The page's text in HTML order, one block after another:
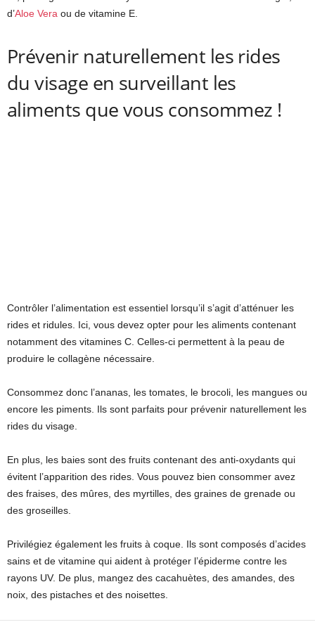
d’Aloe Vera ou de vitamine E.
Prévenir naturellement les rides
du visage en surveillant les
aliments que vous consommez !
Contrôler l’alimentation est essentiel lorsqu’il s’agit d’atténuer les
rides et ridules. Ici, vous devez opter pour les aliments contenant
notamment des vitamines C. Celles-ci permettent à la peau de
produire le collagène nécessaire.
Consommez donc l’ananas, les tomates, le brocoli, les mangues ou
encore les piments. Ils sont parfaits pour prévenir naturellement les
rides du visage.
En plus, les baies sont des fruits contenant des anti-oxydants qui
évitent l’apparition des rides. Vous pouvez bien consommer avez
des fraises, des mûres, des myrtilles, des graines de grenade ou
des groseilles.
Privilégiez également les fruits à coque. Ils sont composés d’acides
sains et de vitamine qui aident à protéger l’épiderme contre les
rayons UV. De plus, mangez des cacahuètes, des amandes, des
noix, des pistaches et des noisettes.